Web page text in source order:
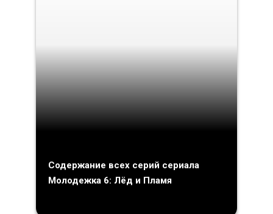
Содержание всех серий сериала
Молодежка 6: Лёд и Пламя